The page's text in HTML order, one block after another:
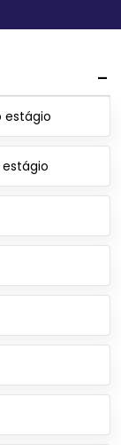
estágio